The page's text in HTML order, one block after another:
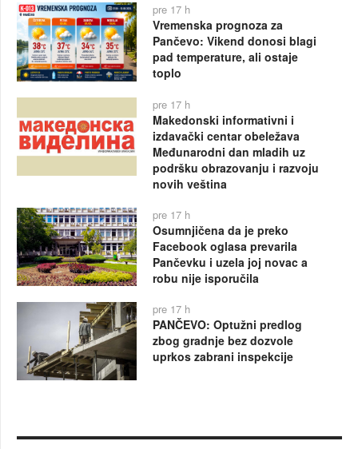
pre 17 h
Vremenska prognoza za
Pančevo: Vikend donosi blagi
pad temperature, ali ostaje
toplo
pre 17 h
Makedonski informativni i
izdavački centar obeležava
Međunarodni dan mladih uz
podršku obrazovanju i razvoju
novih veština
pre 17 h
Osumnjičena da je preko
Facebook oglasa prevarila
Pančevku i uzela joj novac a
robu nije isporučila
pre 17 h
PANČEVO: Optužni predlog
zbog gradnje bez dozvole
uprkos zabrani inspekcije